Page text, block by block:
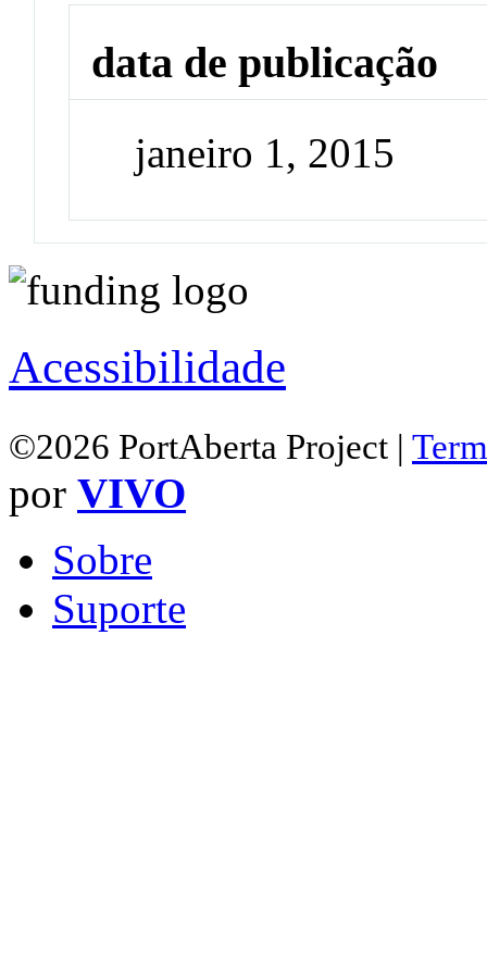
data de publicação
janeiro 1, 2015
Acessibilidade
©2026 PortAberta Project |
por VIVO
Sobre
Suporte